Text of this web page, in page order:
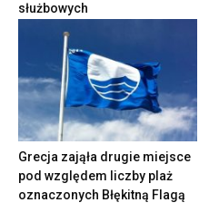
służbowych
Grecja zająła drugie miejsce
pod względem liczby plaż
oznaczonych Błękitną Flagą